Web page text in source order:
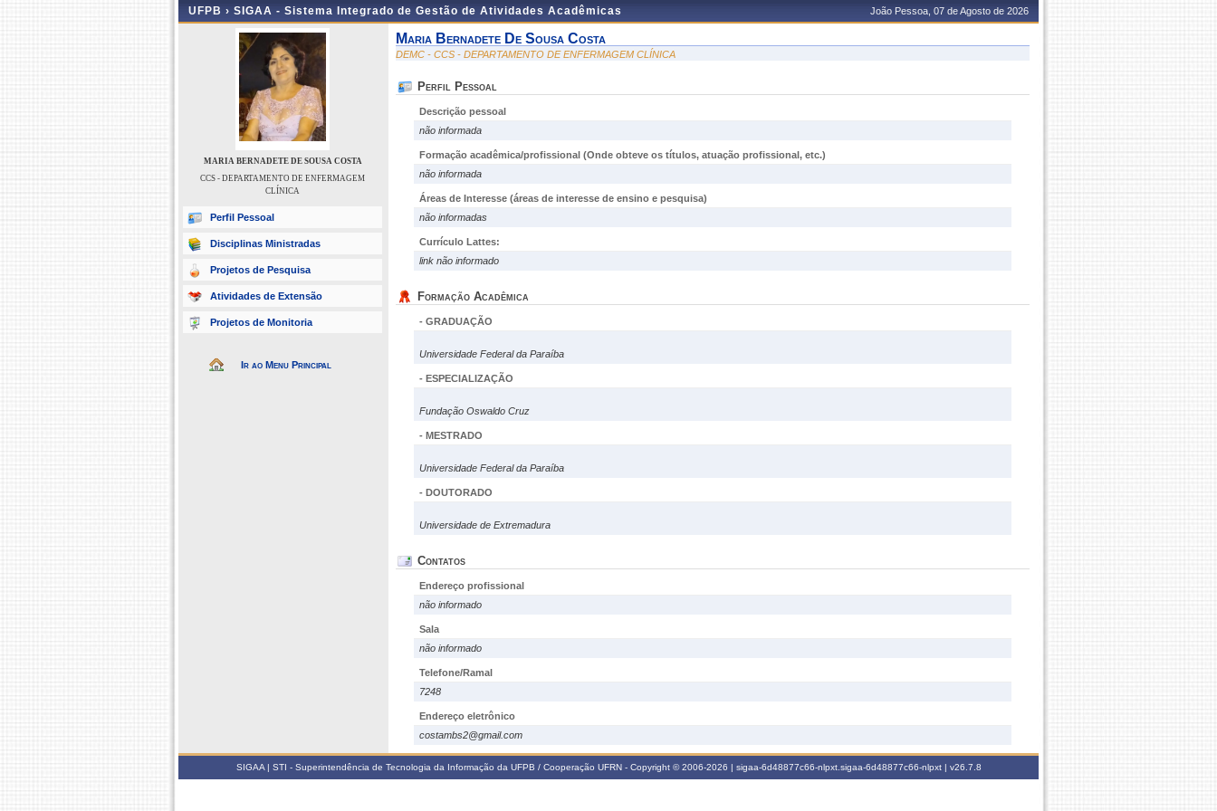
UFPB › SIGAA - Sistema Integrado de Gestão de Atividades Acadêmicas João Pessoa, 07 de Agosto de 2026
MARIA BERNADETE DE SOUSA COSTA
CCS - DEPARTAMENTO DE ENFERMAGEM
CLÍNICA
Perfil Pessoal
Disciplinas Ministradas
Projetos de Pesquisa
Atividades de Extensão
Projetos de Monitoria
Ir ao Menu Principal
Maria Bernadete De Sousa Costa
DEMC - CCS - DEPARTAMENTO DE ENFERMAGEM CLÍNICA
Perfil Pessoal
Descrição pessoal
não informada
Formação acadêmica/profissional (Onde obteve os títulos, atuação profissional, etc.)
não informada
Áreas de Interesse (áreas de interesse de ensino e pesquisa)
não informadas
Currículo Lattes:
link não informado
Formação Acadêmica
- GRADUAÇÃO
Universidade Federal da Paraíba
- ESPECIALIZAÇÃO
Fundação Oswaldo Cruz
- MESTRADO
Universidade Federal da Paraíba
- DOUTORADO
Universidade de Extremadura
Contatos
Endereço profissional
não informado
Sala
não informado
Telefone/Ramal
7248
Endereço eletrônico
costambs2@gmail.com
SIGAA | STI - Superintendência de Tecnologia da Informação da UFPB / Cooperação UFRN - Copyright © 2006-2026 | sigaa-6d48877c66-nlpxt.sigaa-6d48877c66-nlpxt | v26.7.8